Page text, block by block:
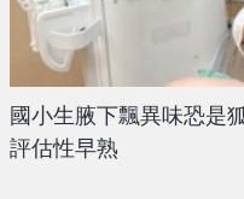
國小生腋下飄異味恐是
評估性早熟